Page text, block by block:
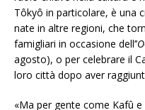
Tôkyô in particolare, è una
nate in altre regioni, che
famigliari in occasione dell’’
agosto), o per celebrare il
loro città dopo aver
«Ma per gente come Kafû